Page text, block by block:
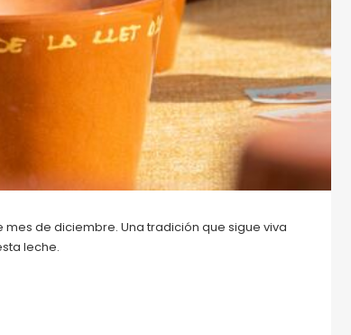
de diciembre. Una tradición que sigue viva
leche.